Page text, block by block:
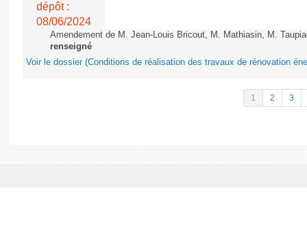
dépôt :
08/06/2024
Amendement de M. Jean-Louis Bricout, M. Mathiasin, M.
renseigné
Voir le dossier (Conditions de réalisation des travaux de rénovation
1 2 3